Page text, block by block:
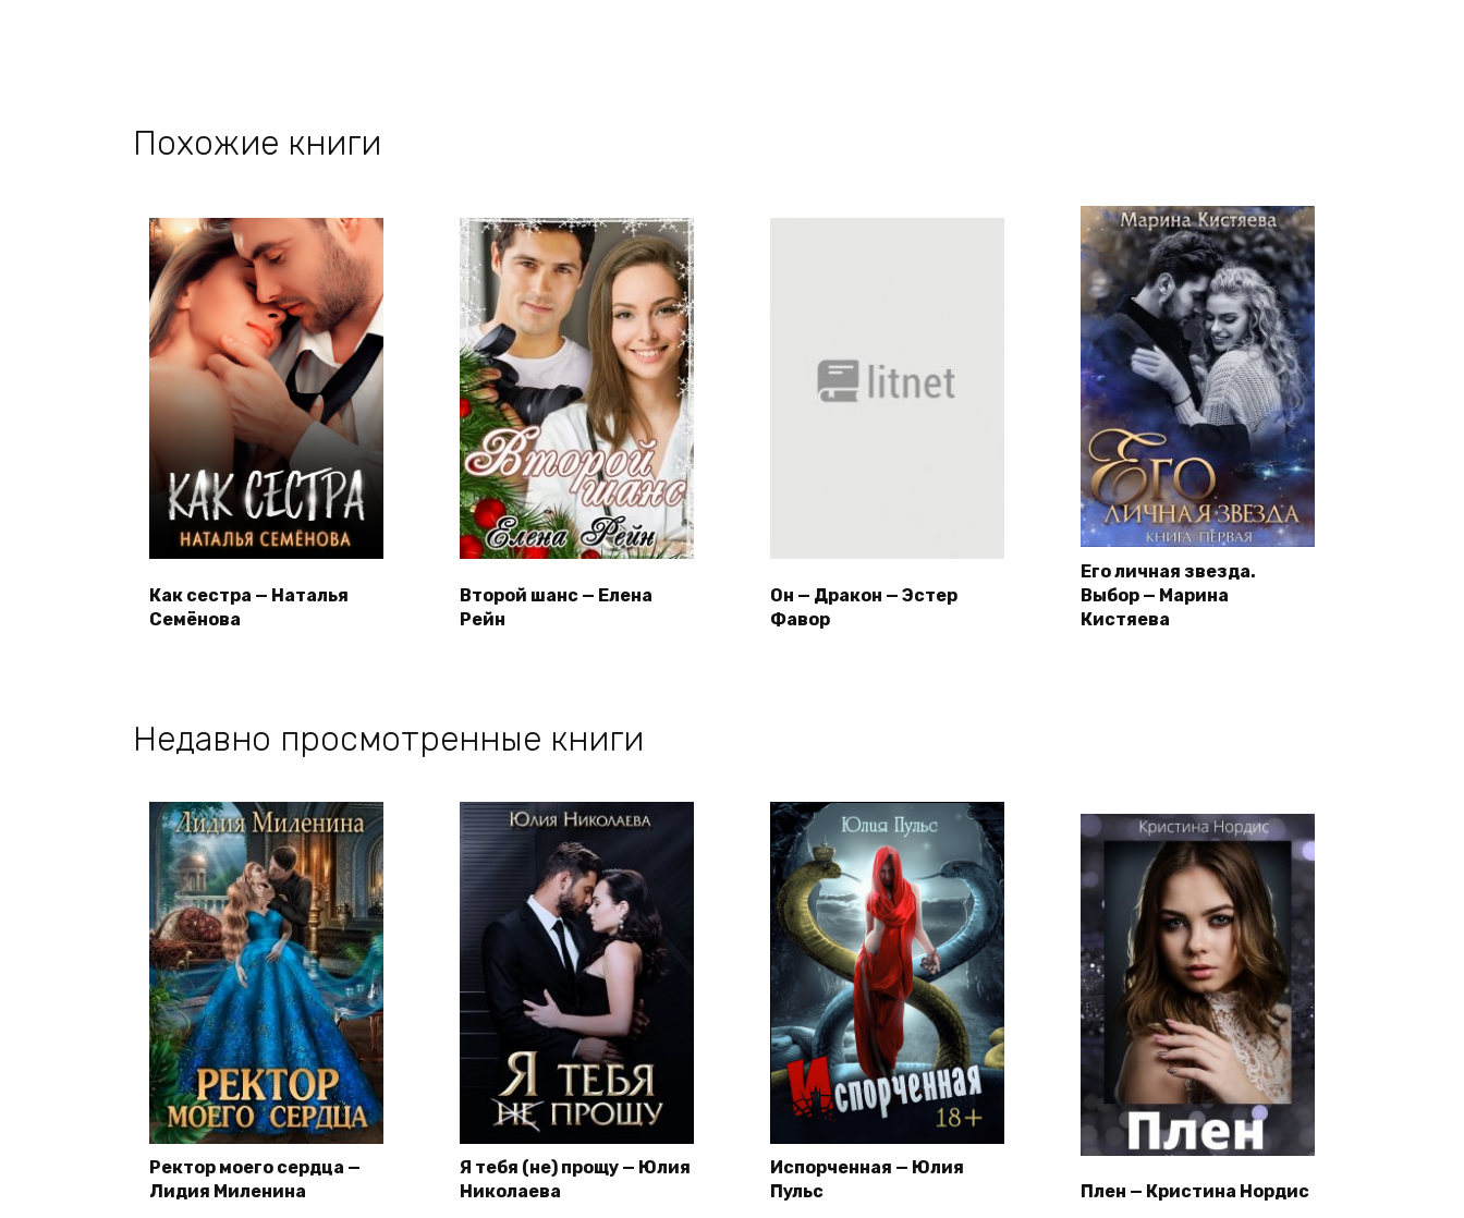
Похожие книги
Как сестра — Наталья
Семёнова
Второй шанс — Елена
Рейн
Он — Дракон — Эстер
Фавор
Его личная звезда.
Выбор — Марина
Кистяева
Недавно просмотренные книги
Ректор моего сердца —
Лидия Миленина
Я тебя (не) прощу — Юлия
Николаева
Испорченная — Юлия
Пульс
Плен — Кристина Нордис